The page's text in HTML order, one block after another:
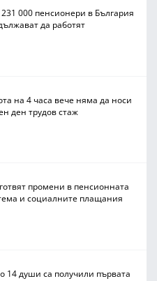
000 пенсионери в България
да работят
на 4 часа вече няма да носи
ден трудов стаж
промени в пенсионната
и социалните плащания
14 души са получили първата